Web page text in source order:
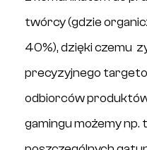
twórcy (gdzie
40%), dzięki czemu
precyzyjnego
odbiorców
gamingu możemy